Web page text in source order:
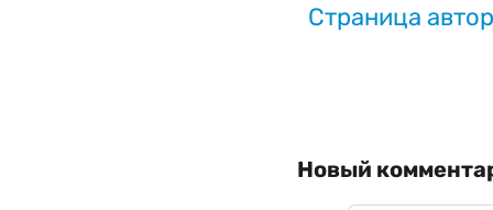
Страница
Новый